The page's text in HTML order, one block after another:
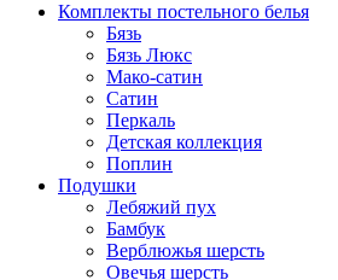
Комплекты постельного белья
Бязь
Бязь Люкс
Мако-сатин
Сатин
Перкаль
Детская коллекция
Поплин
Подушки
Лебяжий пух
Бамбук
Верблюжья шерсть
Овечья шерсть